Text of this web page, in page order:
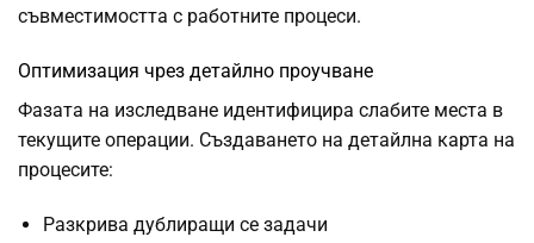
съвместимостта с работните процеси.
Оптимизация чрез детайлно проучване
Фазата на изследване идентифицира слабите места в
текущите операции. Създаването на детайлна карта на
процесите:
Разкрива дублиращи се задачи